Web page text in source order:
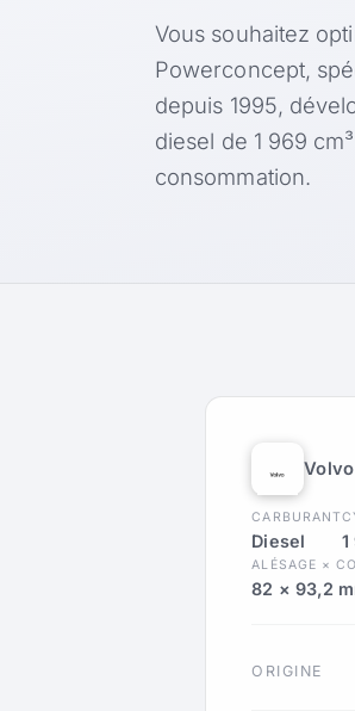
Vous souhaitez
Powerconcept,
depuis 1995,
diesel de 1 969
consommation.
CARBURANT
Diesel 1
ALÉSAGE ×
82 × 93,2
ORIGINE